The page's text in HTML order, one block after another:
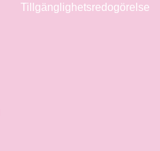
Tillgänglighetsredogörelse